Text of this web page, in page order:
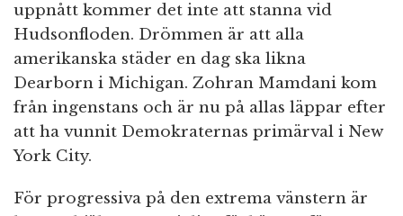
uppnått kommer det inte att stanna vid
Hudsonfloden. Drömmen är att alla
amerikanska städer en dag ska likna
Dearborn i Michigan. Zohran Mamdani kom
från ingenstans och är nu på allas läppar efter
att ha vunnit Demokraternas primärval i New
York City.
För progressiva på den extrema vänstern är